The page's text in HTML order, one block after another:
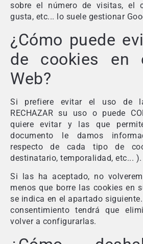
sobre el número de visitas, el
gusta, etc... lo suele gestionar
¿Cómo puede
de cookies en
Web?
Si prefiere evitar el uso de
RECHAZAR su uso o puede
quiere evitar y las que
documento le damos
respecto de cada tipo de
destinatario, temporalidad, etc... ).
Si las ha aceptado, no
menos que borre las cookies en
se indica en el apartado
consentimiento tendrá que
volver a configurarlas.